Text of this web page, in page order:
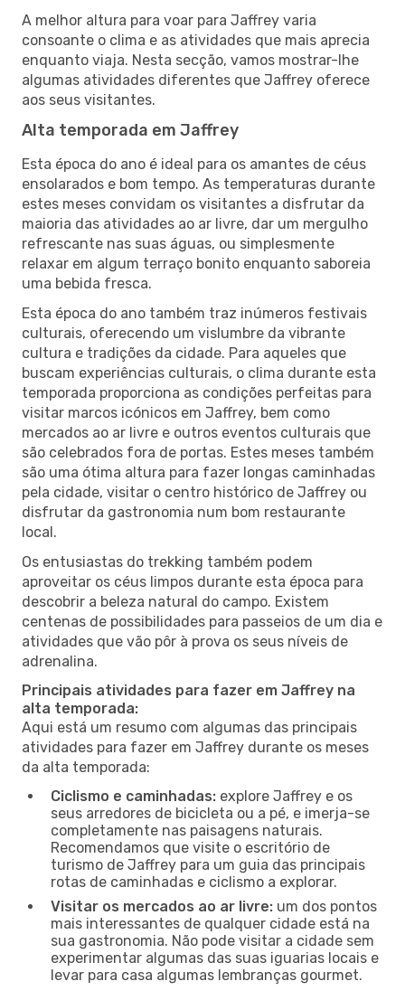
A melhor altura para voar para Jaffrey varia
consoante o clima e as atividades que mais aprecia
enquanto viaja. Nesta secção, vamos mostrar-lhe
algumas atividades diferentes que Jaffrey oferece
aos seus visitantes.
Alta temporada em Jaffrey
Esta época do ano é ideal para os amantes de céus
ensolarados e bom tempo. As temperaturas durante
estes meses convidam os visitantes a disfrutar da
maioria das atividades ao ar livre, dar um mergulho
refrescante nas suas águas, ou simplesmente
relaxar em algum terraço bonito enquanto saboreia
uma bebida fresca.
Esta época do ano também traz inúmeros festivais
culturais, oferecendo um vislumbre da vibrante
cultura e tradições da cidade. Para aqueles que
buscam experiências culturais, o clima durante esta
temporada proporciona as condições perfeitas para
visitar marcos icónicos em Jaffrey, bem como
mercados ao ar livre e outros eventos culturais que
são celebrados fora de portas. Estes meses também
são uma ótima altura para fazer longas caminhadas
pela cidade, visitar o centro histórico de Jaffrey ou
disfrutar da gastronomia num bom restaurante
local.
Os entusiastas do trekking também podem
aproveitar os céus limpos durante esta época para
descobrir a beleza natural do campo. Existem
centenas de possibilidades para passeios de um dia e
atividades que vão pôr à prova os seus níveis de
adrenalina.
Principais atividades para fazer em Jaffrey na
alta temporada:
Aqui está um resumo com algumas das principais
atividades para fazer em Jaffrey durante os meses
da alta temporada:
Ciclismo e caminhadas: explore Jaffrey e os
seus arredores de bicicleta ou a pé, e imerja-se
completamente nas paisagens naturais.
Recomendamos que visite o escritório de
turismo de Jaffrey para um guia das principais
rotas de caminhadas e ciclismo a explorar.
Visitar os mercados ao ar livre: um dos pontos
mais interessantes de qualquer cidade está na
sua gastronomia. Não pode visitar a cidade sem
experimentar algumas das suas iguarias locais e
levar para casa algumas lembranças gourmet.